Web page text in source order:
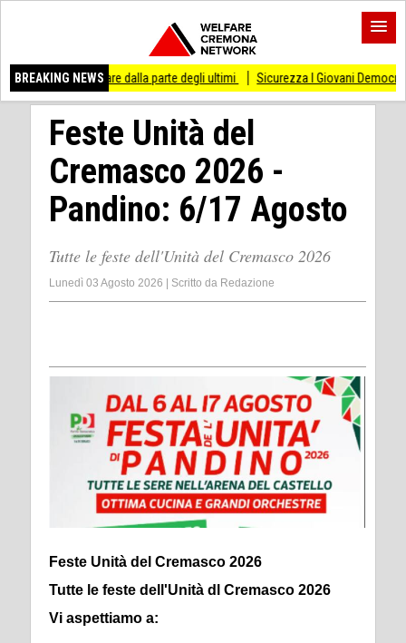
BREAKING NEWS
dalla parte degli ultimi Sicurezza I Giovani Democratici ribattono ai
Feste Unità del
Cremasco 2026 -
Pandino: 6/17 Agosto
Tutte le feste dell'Unità del Cremasco 2026
Lunedì 03 Agosto 2026 Scritto da Redazione
Feste Unità del Cremasco 2026
Tutte le feste dell'Unità dl Cremasco 2026
Vi aspettiamo a: